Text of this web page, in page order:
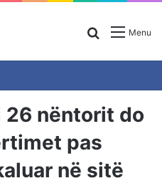
Menu
Search for
26 nëntorit do
pas
në sitë